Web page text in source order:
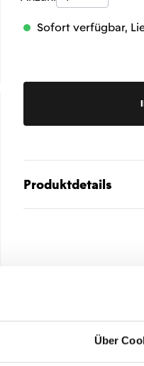
Über
Sofort verfügbar,
Produktdetails